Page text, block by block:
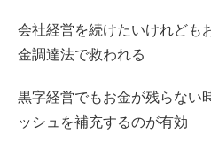
会社経営を続けたいけれども
金調達法で救われる
黒字経営でもお金が残らない
ッシュを補充するのが有効